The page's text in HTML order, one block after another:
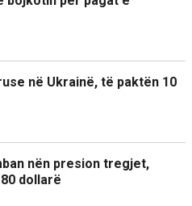
në Ukrainë, të paktën 10
nën presion tregjet,
dollarë